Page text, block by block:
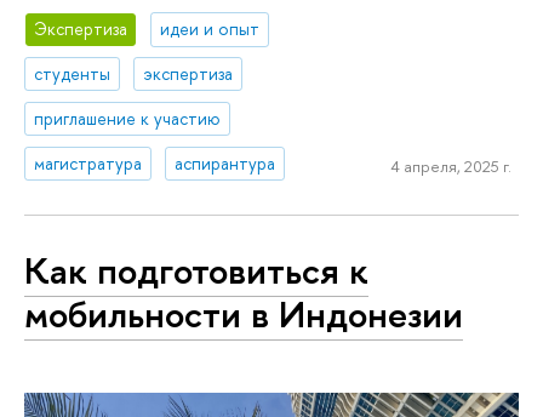
Экспертиза
идеи и опыт
студенты
экспертиза
приглашение к участию
магистратура
аспирантура 4 апреля, 2025 г.
Как подготовиться к
мобильности в Индонезии